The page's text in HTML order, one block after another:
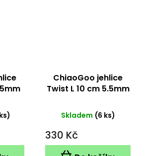
ChiaoGoo jehlice
Twist L 10 cm 5.5mm
Skladem (6 ks)
330 Kč